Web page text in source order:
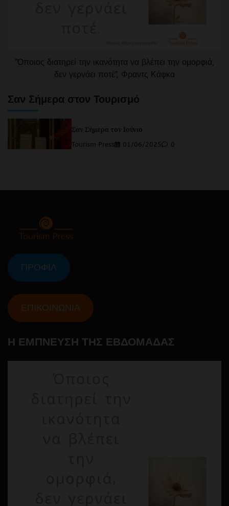
"Όποιος διατηρεί την ικανότητα να βλέπει την ομορφιά,
δεν γερνάει ποτέ", Φραντς Κάφκα
Σαν Σήμερα στον Τουρισμό
Σαν Σήμερα τον Ιούνιο
Tourism Press 01/06/2025 0
ΠΡΟΦΙΛ
ΕΠΙΚΟΙΝΩΝΙΑ
Η ΕΜΠΝΕΥΣΗ ΤΗΣ ΕΒΔΟΜΑΔΑΣ